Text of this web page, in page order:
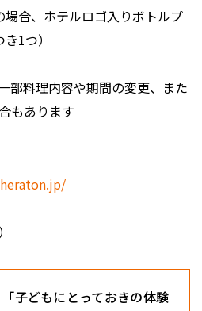
合、ホテルロゴ入りボトルプ
1つ）
部料理内容や期間の変更、また
もあります
子どもにとっておきの体験